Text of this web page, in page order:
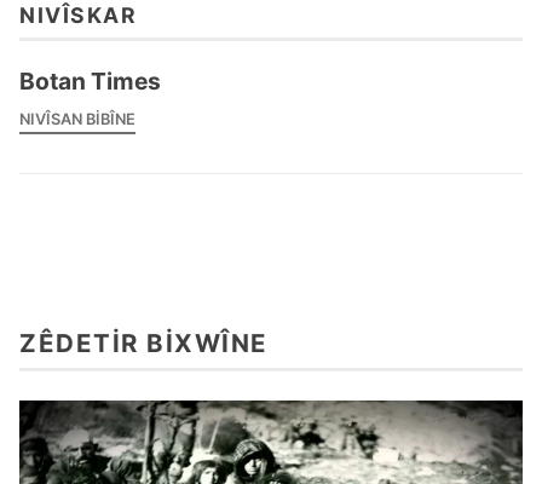
NIVÎSKAR
Botan Times
NIVÎSAN BIBÎNE
ZÊDETIR BIXWÎNE